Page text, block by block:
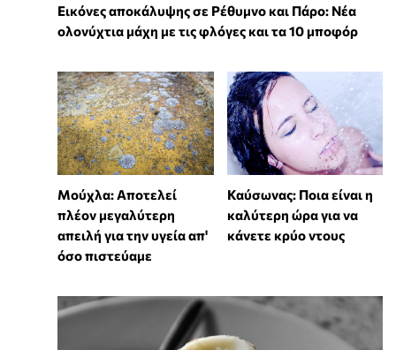
Εικόνες αποκάλυψης σε Ρέθυμνο και Πάρο: Νέα
ολονύχτια μάχη με τις φλόγες και τα 10 μποφόρ
Μούχλα: Αποτελεί
πλέον μεγαλύτερη
απειλή για την υγεία απ'
όσο πιστεύαμε
Καύσωνας: Ποια είναι η
καλύτερη ώρα για να
κάνετε κρύο ντους